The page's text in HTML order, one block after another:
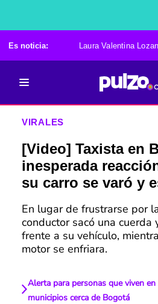
Es noticia: Laura Valentina
VIRALES
[Video] Taxista en
inesperada
su carro se varó y
En lugar de frustrarse por
conductor sacó una cuerda
frente a su vehículo,
motor se enfriara.
Alerta para personas que viven en
municipios cerca de Bogotá